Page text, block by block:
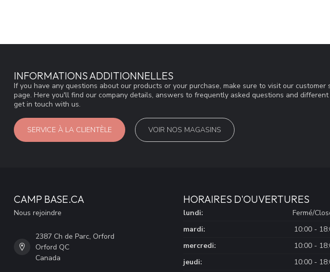
INFORMATIONS ADDITIONNELLES
If you have any questions about our products or your purchase, make sure to visit our customer
page. Here you'll find our company details, answers to frequently asked questions and
get in touch with us.
SERVICE À LA CLIENTÈLE VOIR NOS MAGASINS
CAMP BASE.CA
Nous rejoindre
2387 Ch de Parc, Orford
Orford QC
Canada
HORAIRES D'OUVERTURES
lundi:
Fermé/
mardi:
10:00 -
mercredi:
10:00 -
jeudi:
10:00 -